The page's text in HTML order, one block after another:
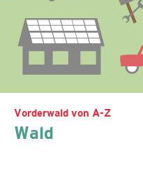
Vorderwald von A-Z
Wald